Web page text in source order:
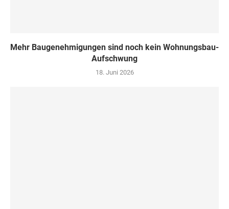
Mehr Baugenehmigungen sind noch kein Wohnungsbau-
Aufschwung
18. Juni 2026